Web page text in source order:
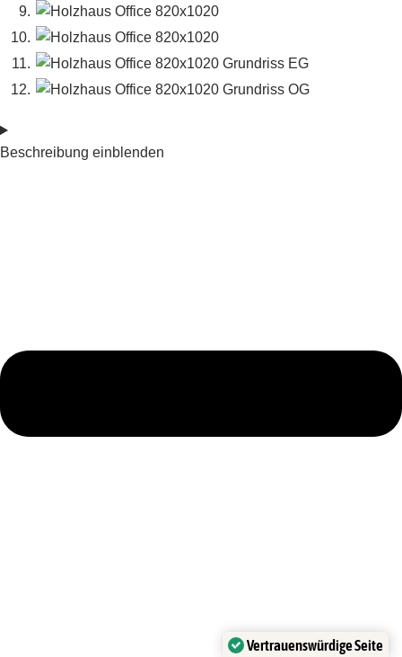
Beschreibung einblenden
Vertrauenswürdige Seite